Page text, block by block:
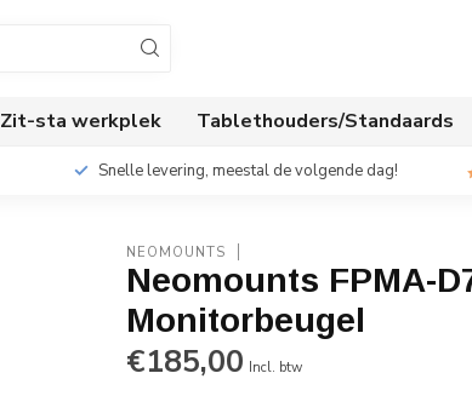
Zit-sta werkplek Tablethouders/Standaards
Snelle levering, meestal de volgende dag!
NEOMOUNTS
Neomounts FPMA-
Monitorbeugel
€185,00 Incl. btw